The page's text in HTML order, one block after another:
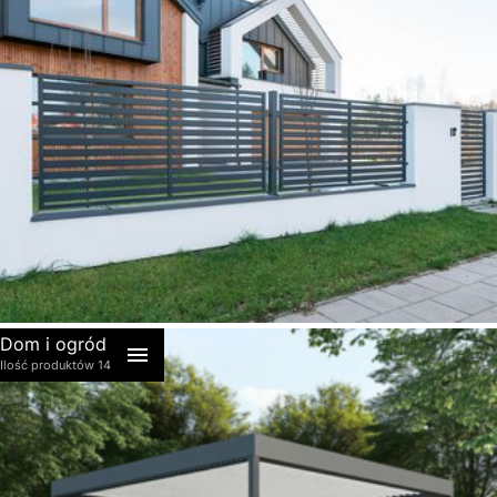
akcesoria
Dom i ogród
Ilość produktów 14